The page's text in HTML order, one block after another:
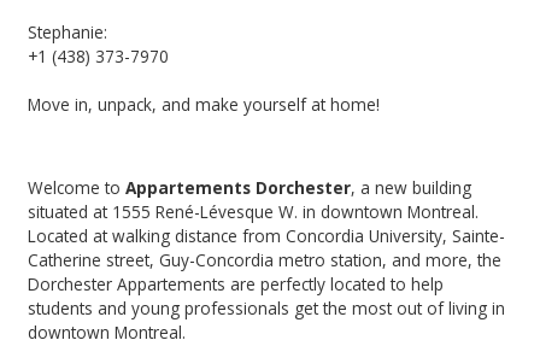
Stephanie:
+1 (438) 373-7970
Move in, unpack, and make yourself at home!
Welcome to Appartements Dorchester, a new building
situated at 1555 René-Lévesque W. in downtown Montreal.
Located at walking distance from Concordia University, Sainte-
Catherine street, Guy-Concordia metro station, and more, the
Dorchester Appartements are perfectly located to help
students and young professionals get the most out of living in
downtown Montreal.